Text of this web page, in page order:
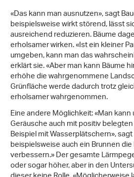
«Das kann man ausnutzen», sagt
beispielsweise wirkt störend, lässt
ausreichend reduzieren. Bäume
erholsamer wirken. «Ist ein kleiner
umgeben, kann man das
erklärt sie. «Aber man kann Bäume
erhöhe die wahrgenommene
Grünfläche werde dadurch trotz
erholsamer wahrgenommen.
Eine andere Möglichkeit: «Man
Geräusche auch mit positiv
Beispiel mit Wasserplätschern»,
beispielsweise auch ein Brunnen
verbessern.» Der gesamte
oder sogar höher, aber in den